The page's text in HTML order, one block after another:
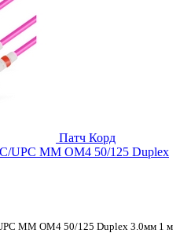
Патч Корд
UPC MM OM4 50/125 Duplex
MM OM4 50/125 Duplex 3.0мм 1 м